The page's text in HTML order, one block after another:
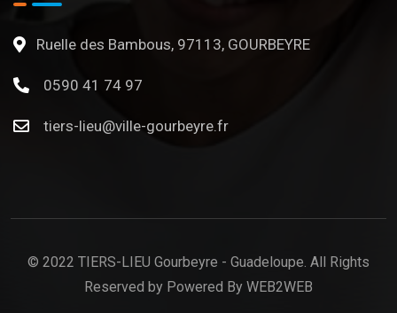
Ruelle des Bambous, 97113, GOURBEYRE
0590 41 74 97
tiers-lieu@ville-gourbeyre.fr
© 2022 TIERS-LIEU Gourbeyre - Guadeloupe. All Rights
Reserved by Powered By WEB2WEB